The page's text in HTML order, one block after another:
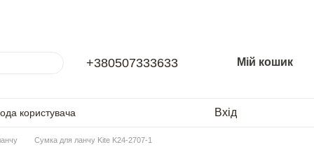
+380507333633 Мій кошик
користувача Вхід
Сумка для ланчу Kite K24-2707-1